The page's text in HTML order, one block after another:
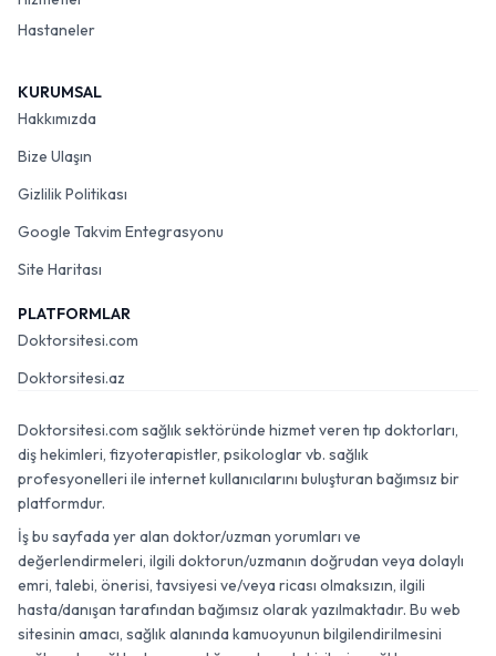
Hastaneler
KURUMSAL
Hakkımızda
Bize Ulaşın
Gizlilik Politikası
Google Takvim Entegrasyonu
Site Haritası
PLATFORMLAR
Doktorsitesi.com
Doktorsitesi.az
Doktorsitesi.com sağlık sektöründe hizmet veren tıp doktorları,
diş hekimleri, fizyoterapistler, psikologlar vb. sağlık
profesyonelleri ile internet kullanıcılarını buluşturan bağımsız bir
platformdur.
İş bu sayfada yer alan doktor/uzman yorumları ve
değerlendirmeleri, ilgili doktorun/uzmanın doğrudan veya dolaylı
emri, talebi, önerisi, tavsiyesi ve/veya ricası olmaksızın, ilgili
hasta/danışan tarafından bağımsız olarak yazılmaktadır. Bu web
sitesinin amacı, sağlık alanında kamuoyunun bilgilendirilmesini